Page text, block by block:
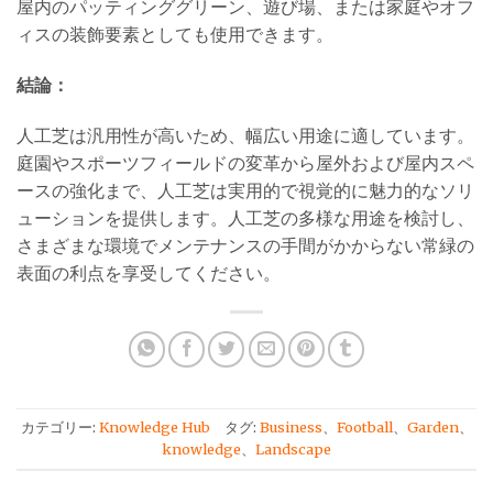
屋内のパッティンググリーン、遊び場、または家庭やオフ
ィスの装飾要素としても使用できます。
結論：
人工芝は汎用性が高いため、幅広い用途に適しています。
庭園やスポーツフィールドの変革から屋外および屋内スペ
ースの強化まで、人工芝は実用的で視覚的に魅力的なソリ
ューションを提供します。人工芝の多様な用途を検討し、
さまざまな環境でメンテナンスの手間がかからない常緑の
表面の利点を享受してください。
カテゴリー: Knowledge Hubタグ: Business、 Football、 Garden、
knowledge、 Landscape